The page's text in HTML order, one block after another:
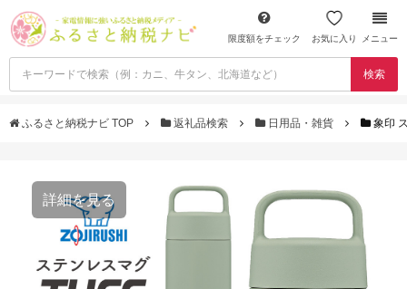
限度額をチェック お気に入り メニュー
検索
ふるさと納税ナビ TOP 返礼品検索 日用品・雑貨 象印
詳細を見る